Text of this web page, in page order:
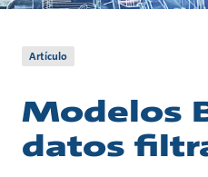
Artículo
Modelos
datos